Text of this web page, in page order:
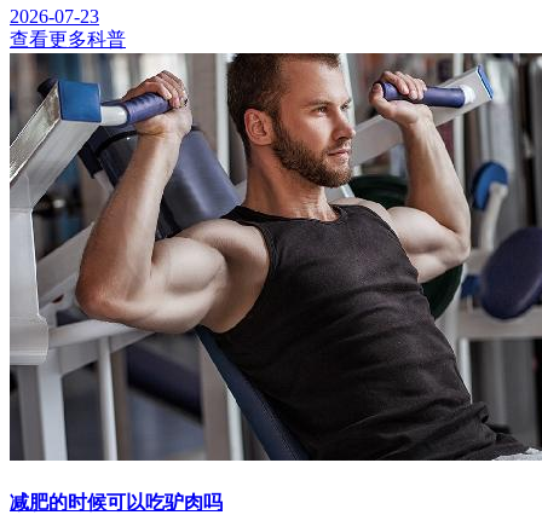
2026-07-23
查看更多科普
减肥的时候可以吃驴肉吗